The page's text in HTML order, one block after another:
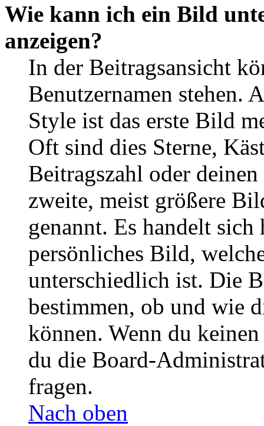
Wie kann ich ein Bild
anzeigen?
In der Beitragsansicht
Benutzernamen stehen.
Style ist das erste Bild
Oft sind dies Sterne,
Beitragszahl oder
zweite, meist größere
genannt. Es handelt
persönliches Bild,
unterschiedlich ist. Die
bestimmen, ob und wie
können. Wenn du
du die Board-
fragen.
Nach oben